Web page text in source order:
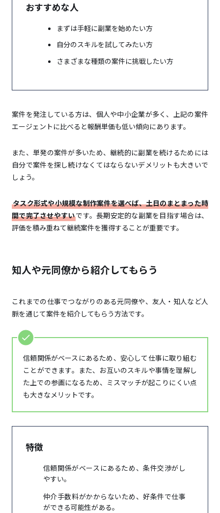
おすすめな人
まずは手軽に副業を始めたい方
自分のスキルを試してみたい方
さまざまな種類の案件に挑戦したい方
案件を発注している方は、個人や中小企業が多く、上記の案件
エージェントに比べると報酬単価も低い傾向にあります。
また、単発の案件が多いため、継続的に副業を続けるためには
自分で案件を探し続けなくてはならないデメリットも大きいで
しょう。
タスク形式や小規模な制作案件を選べば、土日のまとまった時
間で完了させやすいです。長期安定的な副業を目指す場合は、
評価を積み重ねて継続案件を獲得することが重要です。
知人や元同僚から紹介してもらう
これまでの仕事でつながりのある元同僚や、友人・知人など人
脈を通じて案件を紹介してもらう方法です。
信頼関係がベースにあるため、安心して仕事に取り組む
ことができます。また、お互いのスキルや事情を理解し
た上での参画になるため、ミスマッチが起こりにくい点
も大きなメリットです。
特徴
信頼関係がベースにあるため、条件交渉がし
やすい。
仲介手数料がかからないため、好条件で仕事
ができる可能性がある。